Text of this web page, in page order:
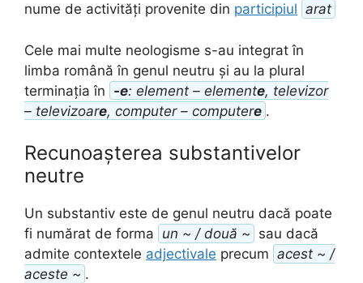
nume de activități provenite din participiul arat
Cele mai multe neologisme s-au integrat în
limba română în genul neutru și au la plural
terminația în -e: element – elemente, televizor
– televizoare, computer – computere .
Recunoașterea substantivelor
neutre
Un substantiv este de genul neutru dacă poate
fi numărat de forma un ~ / două ~ sau dacă
admite contextele adjectivale precum acest ~ /
aceste ~ .